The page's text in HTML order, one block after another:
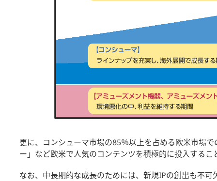
更に、コンシューマ市場の85％以上を占める欧米市場
ー」など欧米で人気のコンテンツを積極的に投入する
なお、中長期的な成長のためには、新規IPの創出も不